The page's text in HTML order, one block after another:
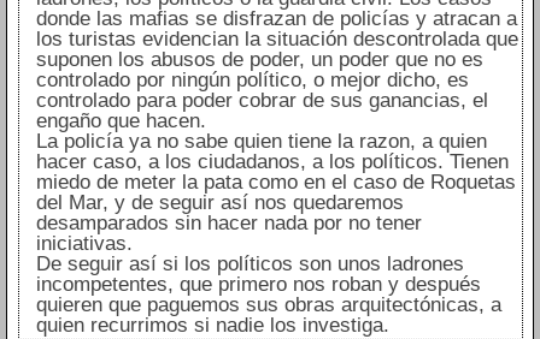
donde las mafias se disfrazan de policías y atracan a
los turistas evidencian la situación descontrolada que
suponen los abusos de poder, un poder que no es
controlado por ningún político, o mejor dicho, es
controlado para poder cobrar de sus ganancias, el
engaño que hacen.
La policía ya no sabe quien tiene la razon, a quien
hacer caso, a los ciudadanos, a los políticos. Tienen
miedo de meter la pata como en el caso de Roquetas
del Mar, y de seguir así nos quedaremos
desamparados sin hacer nada por no tener
iniciativas.
De seguir así si los políticos son unos ladrones
incompetentes, que primero nos roban y después
quieren que paguemos sus obras arquitectónicas, a
quien recurrimos si nadie los investiga.